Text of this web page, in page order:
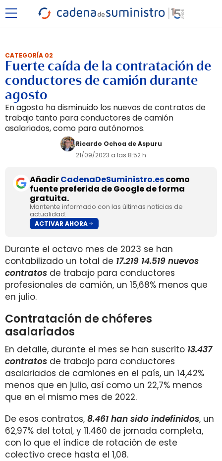
CATEGORÍA 02
Fuerte caída de la contratación de
conductores de camión durante
agosto
En agosto ha disminuido los nuevos de contratos de
trabajo tanto para conductores de camión
asalariados, como para autónomos.
Ricardo Ochoa de Aspuru
21/09/2023 a las 8:52 h
AñadirCadenaDeSuministro.escomo
fuente preferida de Google de forma
gratuita.
Mantente informado con las últimas noticias de
actualidad.
ACTIVAR AHORA
Durante el octavo mes de 2023 se han
contabilizado un total de 17.219 14.519 nuevos
contratos de trabajo para conductores
profesionales de camión, un 15,68% menos que
en julio.
Contratación de chóferes
asalariados
En detalle, durante el mes se han suscrito 13.437
contratos de trabajo para conductores
asalariados de camiones en el país, un 14,42%
menos que en julio, así como un 22,7% menos
que en el mismo mes de 2022.
De esos contratos, 8.461 han sido indefinidos, un
62,97% del total, y 11.460 de jornada completa,
con lo que el índice de rotación de este
colectivo crece hasta el 1,08.